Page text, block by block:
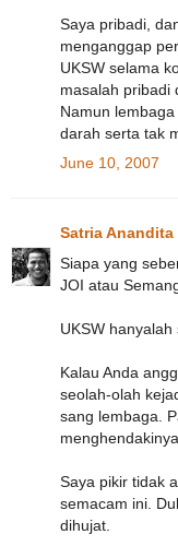
Saya pribadi,
menganggap
UKSW selama
masalah pribadi
Namun
darah serta tak
June 10, 2007
Satria Anandita
Siapa yang
JOI atau
UKSW
Kalau Anda
seolah-olah
sang lembaga.
Saya pikir tidak
semacam ini.
dihujat.